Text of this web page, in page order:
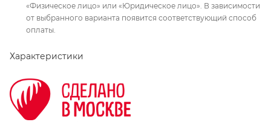
«Физическое лицо» или «Юридическое лицо». В зависимости
от выбранного варианта появится соответствующий способ
оплаты.
Характеристики